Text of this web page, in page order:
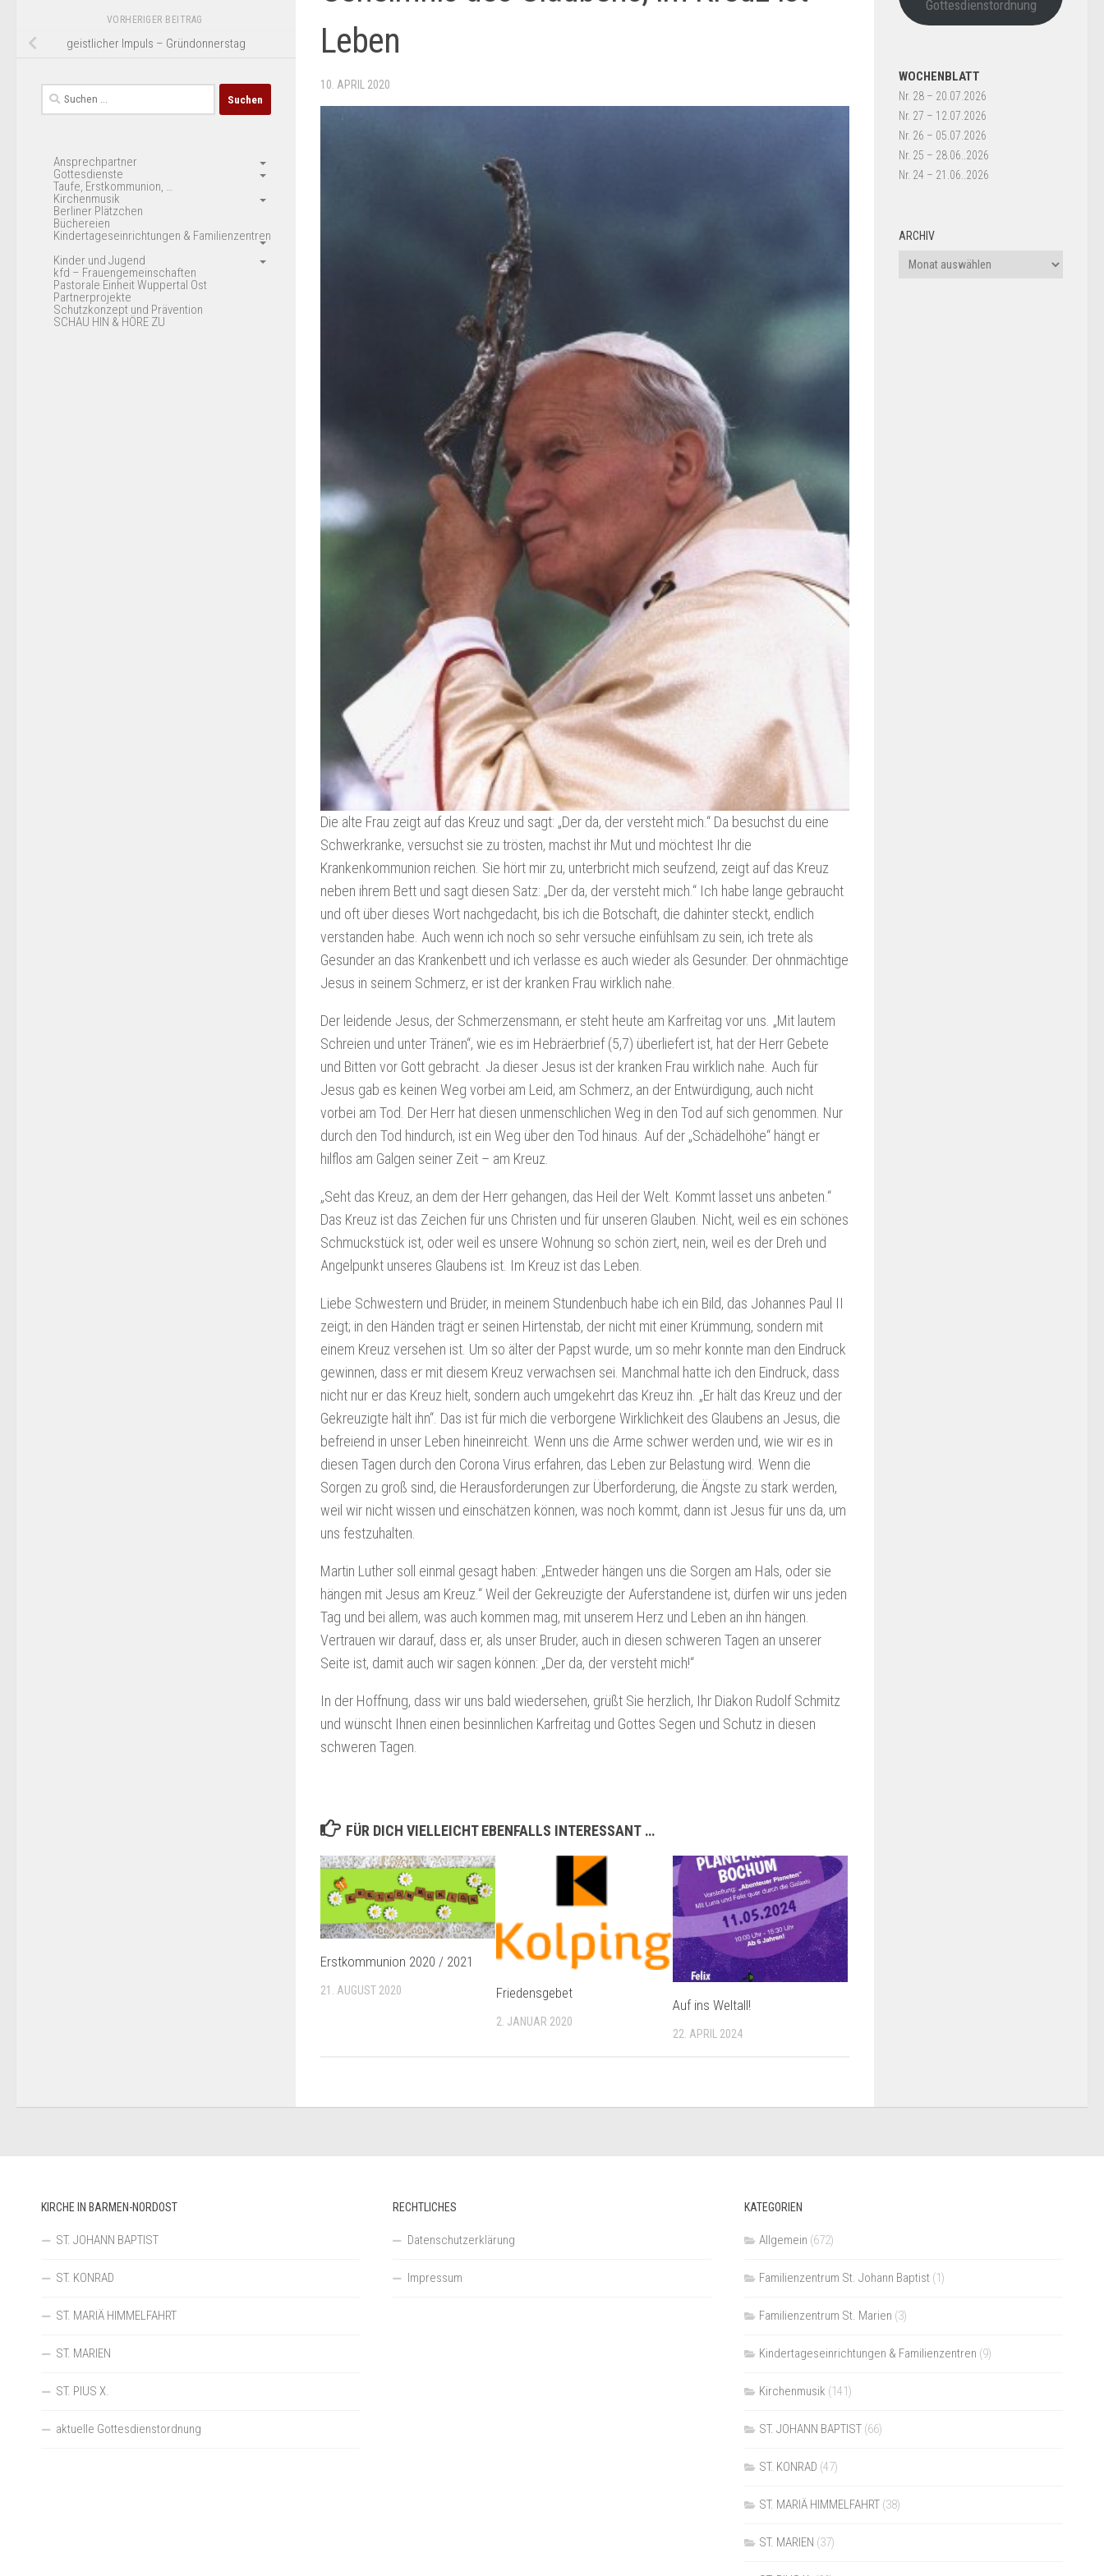
Leben
10. APRIL 2020
Die alte Frau zeigt auf das Kreuz und sagt: „Der da, der versteht mich.“ Da besuchst du eine
Schwerkranke, versuchst sie zu trösten, machst ihr Mut und möchtest Ihr die
Krankenkommunion reichen. Sie hört mir zu, unterbricht mich seufzend, zeigt auf das Kreuz
neben ihrem Bett und sagt diesen Satz: „Der da, der versteht mich.“ Ich habe lange gebraucht
und oft über dieses Wort nachgedacht, bis ich die Botschaft, die dahinter steckt, endlich
verstanden habe. Auch wenn ich noch so sehr versuche einfühlsam zu sein, ich trete als
Gesunder an das Krankenbett und ich verlasse es auch wieder als Gesunder. Der ohnmächtige
Jesus in seinem Schmerz, er ist der kranken Frau wirklich nahe.
Der leidende Jesus, der Schmerzensmann, er steht heute am Karfreitag vor uns. „Mit lautem
Schreien und unter Tränen“, wie es im Hebräerbrief (5,7) überliefert ist, hat der Herr Gebete
und Bitten vor Gott gebracht. Ja dieser Jesus ist der kranken Frau wirklich nahe. Auch für
Jesus gab es keinen Weg vorbei am Leid, am Schmerz, an der Entwürdigung, auch nicht
vorbei am Tod. Der Herr hat diesen unmenschlichen Weg in den Tod auf sich genommen. Nur
durch den Tod hindurch, ist ein Weg über den Tod hinaus. Auf der „Schädelhöhe“ hängt er
hilflos am Galgen seiner Zeit – am Kreuz.
„Seht das Kreuz, an dem der Herr gehangen, das Heil der Welt. Kommt lasset uns anbeten.“
Das Kreuz ist das Zeichen für uns Christen und für unseren Glauben. Nicht, weil es ein schönes
Schmuckstück ist, oder weil es unsere Wohnung so schön ziert, nein, weil es der Dreh und
Angelpunkt unseres Glaubens ist. Im Kreuz ist das Leben.
Liebe Schwestern und Brüder, in meinem Stundenbuch habe ich ein Bild, das Johannes Paul II
zeigt; in den Händen trägt er seinen Hirtenstab, der nicht mit einer Krümmung, sondern mit
einem Kreuz versehen ist. Um so älter der Papst wurde, um so mehr konnte man den Eindruck
gewinnen, dass er mit diesem Kreuz verwachsen sei. Manchmal hatte ich den Eindruck, dass
nicht nur er das Kreuz hielt, sondern auch umgekehrt das Kreuz ihn. „Er hält das Kreuz und der
Gekreuzigte hält ihn“. Das ist für mich die verborgene Wirklichkeit des Glaubens an Jesus, die
befreiend in unser Leben hineinreicht. Wenn uns die Arme schwer werden und, wie wir es in
diesen Tagen durch den Corona Virus erfahren, das Leben zur Belastung wird. Wenn die
Sorgen zu groß sind, die Herausforderungen zur Überforderung, die Ängste zu stark werden,
weil wir nicht wissen und einschätzen können, was noch kommt, dann ist Jesus für uns da, um
uns festzuhalten.
Martin Luther soll einmal gesagt haben: „Entweder hängen uns die Sorgen am Hals, oder sie
hängen mit Jesus am Kreuz.“ Weil der Gekreuzigte der Auferstandene ist, dürfen wir uns jeden
Tag und bei allem, was auch kommen mag, mit unserem Herz und Leben an ihn hängen.
Vertrauen wir darauf, dass er, als unser Bruder, auch in diesen schweren Tagen an unserer
Seite ist, damit auch wir sagen können: „Der da, der versteht mich!“
In der Hoffnung, dass wir uns bald wiedersehen, grüßt Sie herzlich, Ihr Diakon Rudolf Schmitz
und wünscht Ihnen einen besinnlichen Karfreitag und Gottes Segen und Schutz in diesen
schweren Tagen.
FÜR DICH VIELLEICHT EBENFALLS INTERESSANT …
Erstkommunion 2020 / 2021
21. AUGUST 2020 Friedensgebet
2. JANUAR 2020
Auf ins Weltall!
22. APRIL 2024
VORHERIGER BEITRAG
geistlicher Impuls – Gründonnerstag
Suchen
nach:
Ansprechpartner
Gottesdienste
Taufe, Erstkommunion, …
Kirchenmusik
Berliner Plätzchen
Büchereien
Kindertageseinrichtungen & Familienzentren
Kinder und Jugend
kfd – Frauengemeinschaften
Pastorale Einheit Wuppertal Ost
Partnerprojekte
Schutzkonzept und Prävention
SCHAU HIN & HÖRE ZU
Gottesdienstordnung
WOCHENBLATT
Nr. 28 – 20.07.2026
Nr. 27 – 12.07.2026
Nr. 26 – 05.07.2026
Nr. 25 – 28.06..2026
Nr. 24 – 21.06..2026
ARCHIV
Archiv
KIRCHE IN BARMEN-NORDOST
ST. JOHANN BAPTIST
ST. KONRAD
ST. MARIÄ HIMMELFAHRT
ST. MARIEN
ST. PIUS X.
aktuelle Gottesdienstordnung
RECHTLICHES
Datenschutzerklärung
Impressum
KATEGORIEN
Allgemein (672)
Familienzentrum St. Johann Baptist(1)
Familienzentrum St. Marien (3)
Kindertageseinrichtungen & Familienzentren (9)
Kirchenmusik (141)
ST. JOHANN BAPTIST(66)
ST. KONRAD (47)
ST. MARIÄ HIMMELFAHRT(38)
ST. MARIEN (37)